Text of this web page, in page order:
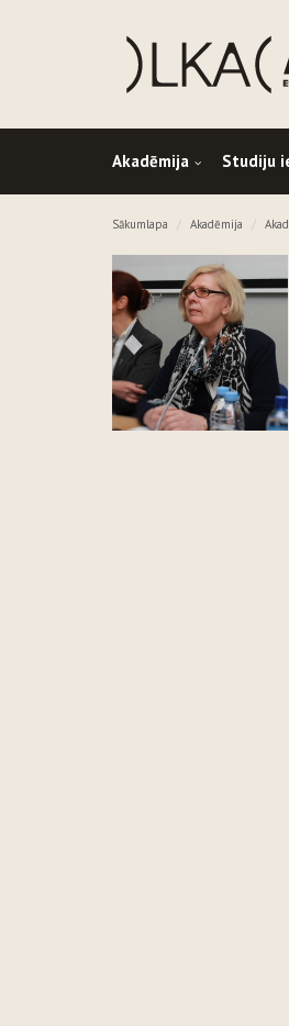
Akadēmija Studiju
Sākumlapa Akadēmija